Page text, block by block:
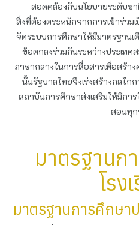
สอดคล้องกับนโยบายระดับช
สิ่งที่ต้องตระหนักจากการเข้าร่วม
จัดระบบการศึกษาให้มีมาตรฐานเ
ข้อตกลงร่วมกันระหว่างประเทศ
ภาษากลางในการสื่อสารเพื่อสร้า
นั้นรัฐบาลไทยจึงเร่งสร้างกลไก
สถาบันการศึกษาส่งเสริมให้มีกา
สอนทุก
มาตรฐานก
โรง
มาตรฐานการศึกษา